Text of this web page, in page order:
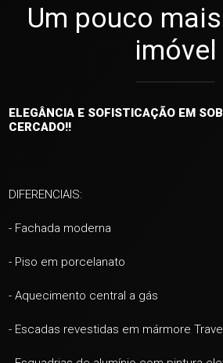
Um pouco
imóvel
ELEGÂNCIA E SOFISTICAÇÃO EM
CERCADO!!
DIFERENCIAIS:
- Fachada moderna
- Piso em porcelanato
- Aquecimento central a gás
- Escadas revestidas em mármore